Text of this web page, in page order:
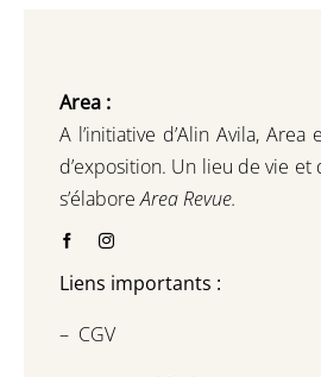
Area :
A l’initiative d’Alin Avila, Area
d’exposition. Un lieu de vie et
s’élaboreArea Revue.
Liens importants :
– CGV